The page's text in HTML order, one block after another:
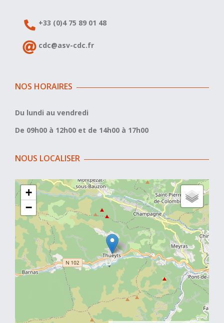
+33 (0)4 75 89 01 48
cdc@asv-cdc.fr
NOS HORAIRES
Du lundi au vendredi
De 09h00 à 12h00 et de 14h00 à 17h00
NOUS LOCALISER
+
−